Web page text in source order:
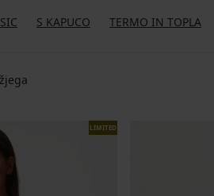
S KAPUCO TERMO IN TOPLA
LIMITED